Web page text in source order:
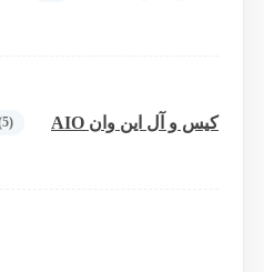
کیس و آل این وان AIO (5)